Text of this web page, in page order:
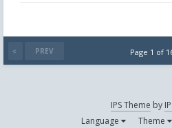
PREV Page 1 of
IPS Theme by
Language
Theme